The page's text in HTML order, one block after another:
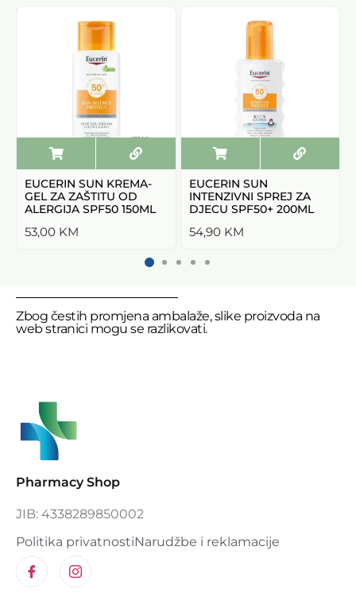
EUCERIN SUN KREMA-
GEL ZA ZAŠTITU OD
ALERGIJA SPF50 150ML
53,00 KM
EUCERIN SUN
INTENZIVNI SPREJ ZA
DJECU SPF50+ 200ML
54,90 KM
Zbog čestih promjena ambalaže, slike proizvoda na
web stranici mogu se razlikovati.
Pharmacy Shop
JIB: 4338289850002
Politika privatnostiNarudžbe i reklamacije